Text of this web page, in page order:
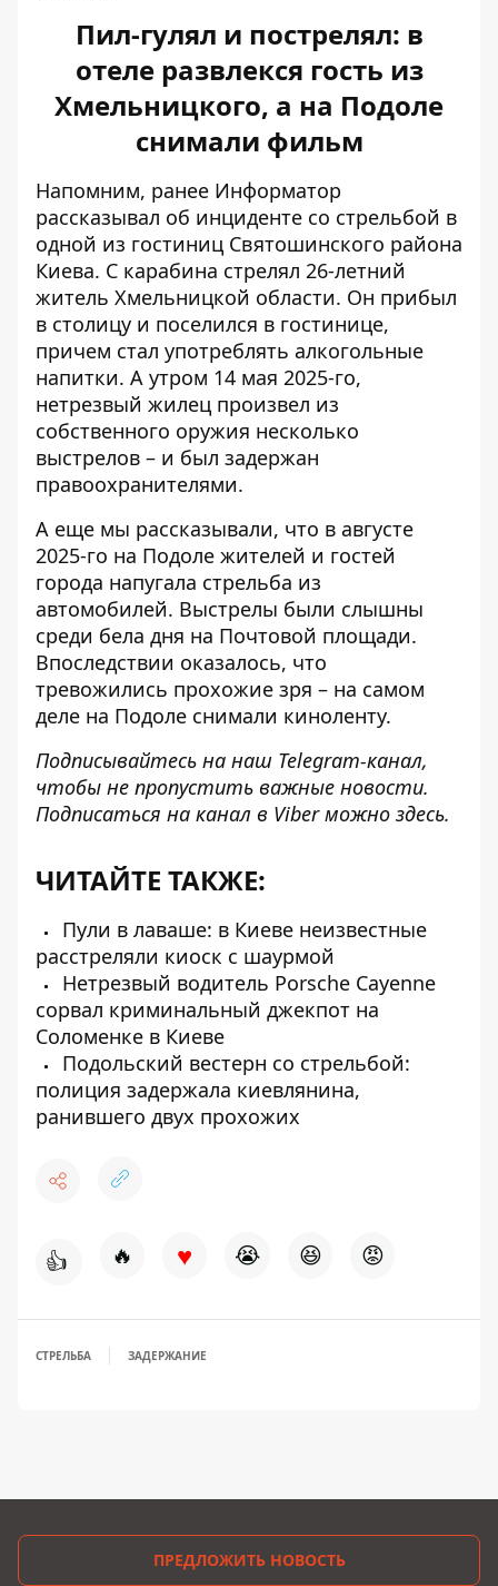
Пил-гулял и пострелял: в
отеле развлекся гость из
Хмельницкого, а на Подоле
снимали фильм
Напомним, ранее Информатор
рассказывал об инциденте со стрельбой в
одной из гостиниц Святошинского района
Киева. С карабина стрелял 26-летний
житель Хмельницкой области. Он прибыл
в столицу и поселился в гостинице,
причем стал употреблять алкогольные
напитки. А утром 14 мая 2025-го,
нетрезвый жилец произвел из
собственного оружия несколько
выстрелов – и был задержан
правоохранителями.
А еще мы рассказывали, что в августе
2025-го на Подоле жителей и гостей
города напугала стрельба из
автомобилей. Выстрелы были слышны
среди бела дня на Почтовой площади.
Впоследствии оказалось, что
тревожились прохожие зря – на самом
деле на Подоле снимали киноленту.
Подписывайтесь на наш Telegram-канал,
чтобы не пропустить важные новости.
Подписаться на канал в Viber можно здесь.
ЧИТАЙТЕ ТАКЖЕ:
Пули в лаваше: в Киеве неизвестные
расстреляли киоск с шаурмой
Нетрезвый водитель Porsche Cayenne
сорвал криминальный джекпот на
Соломенке в Киеве
Подольский вестерн со стрельбой:
полиция задержала киевлянина,
ранившего двух прохожих
👍 🔥 ♥ 😭 😆 😡
СТРЕЛЬБА ЗАДЕРЖАНИЕ
ПРЕДЛОЖИТЬ НОВОСТЬ